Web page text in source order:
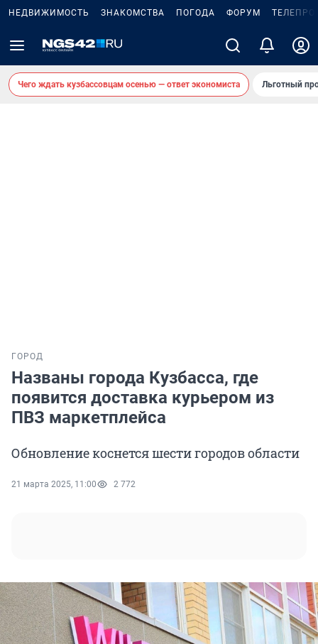
НЕДВИЖИМОСТЬ ЗНАКОМСТВА ПОГОДА ФОРУМ
Чего ждать кузбассовцам осенью — ответ экономиста Льготный
ГОРОД
Названы города Кузбасса, где
появится доставка курьером из
ПВЗ маркетплейса
Обновление коснется шести городов области
21 марта 2025, 11:00 2 772